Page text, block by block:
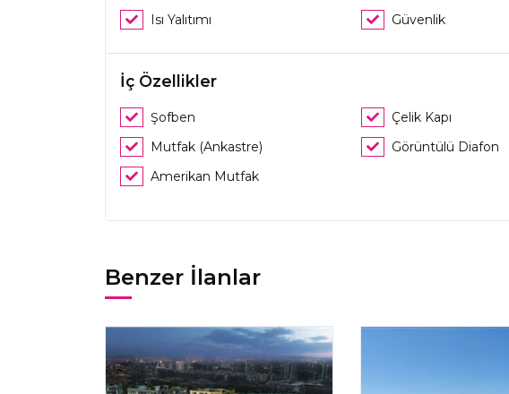
Isı Yalıtımı
Güvenlik
İç Özellikler
Şofben Çelik Kapı
Mutfak (Ankastre)
Görüntülü Diafon
Amerikan Mutfak
Benzer İlanlar